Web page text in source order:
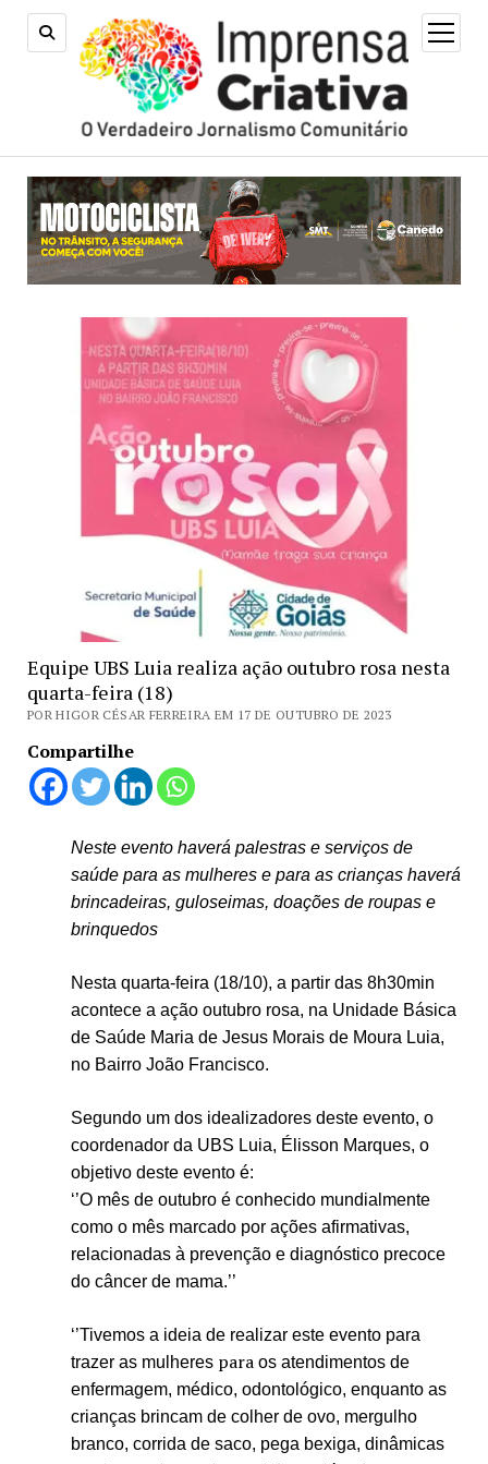
open
menu
Equipe UBS Luia realiza ação outubro rosa nesta
quarta-feira (18)
POR HIGOR CÉSAR FERREIRA EM 17 DE OUTUBRO DE 2023
Compartilhe
Neste evento haverá palestras e serviços de
saúde para as mulheres e para as crianças haverá
brincadeiras, guloseimas, doações de roupas e
brinquedos
Nesta quarta-feira (18/10), a partir das 8h30min
acontece a ação outubro rosa, na Unidade Básica
de Saúde Maria de Jesus Morais de Moura Luia,
no Bairro João Francisco.
Segundo um dos idealizadores deste evento, o
coordenador da UBS Luia, Élisson Marques, o
objetivo deste evento é:
‘’O mês de outubro é conhecido mundialmente
como o mês marcado por ações afirmativas,
relacionadas à prevenção e diagnóstico precoce
do câncer de mama.’’
‘’Tivemos a ideia de realizar este evento para
trazer as mulherespara os atendimentos de
enfermagem, médico, odontológico, enquanto as
crianças brincam de colher de ovo, mergulho
branco, corrida de saco, pega bexiga, dinâmicas